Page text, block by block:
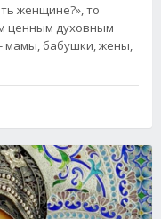
женщине?», то
ценным духовным
мамы, бабушки, жены,